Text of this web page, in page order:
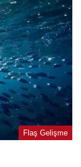
Flaş Gelişme